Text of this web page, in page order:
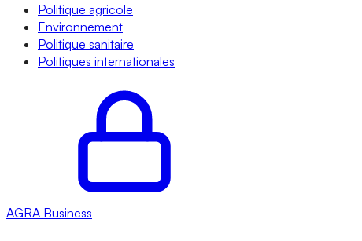
Politique agricole
Environnement
Politique sanitaire
Politiques internationales
AGRA Business